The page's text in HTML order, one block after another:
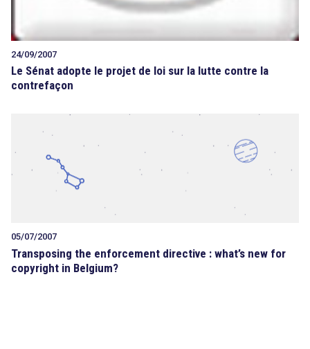
24/09/2007
Le Sénat adopte le projet de loi sur la lutte contre la
contrefaçon
05/07/2007
Transposing the enforcement directive : what’s new for
copyright in Belgium?